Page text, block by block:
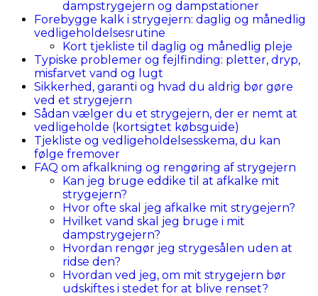
dampstrygejern og dampstationer
Forebygge kalk i strygejern: daglig og månedlig
vedligeholdelsesrutine
Kort tjekliste til daglig og månedlig pleje
Typiske problemer og fejlfinding: pletter, dryp,
misfarvet vand og lugt
Sikkerhed, garanti og hvad du aldrig bør gøre
ved et strygejern
Sådan vælger du et strygejern, der er nemt at
vedligeholde (kortsigtet købsguide)
Tjekliste og vedligeholdelsesskema, du kan
følge fremover
FAQ om afkalkning og rengøring af strygejern
Kan jeg bruge eddike til at afkalke mit
strygejern?
Hvor ofte skal jeg afkalke mit strygejern?
Hvilket vand skal jeg bruge i mit
dampstrygejern?
Hvordan rengør jeg strygesålen uden at
ridse den?
Hvordan ved jeg, om mit strygejern bør
udskiftes i stedet for at blive renset?